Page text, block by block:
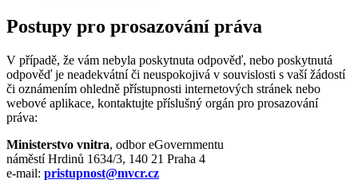
Postupy pro prosazování práva
V případě, že vám nebyla poskytnuta odpověď, nebo poskytnutá
odpověď je neadekvátní či neuspokojivá v souvislosti s vaší žádostí
či oznámením ohledně přístupnosti internetových stránek nebo
webové aplikace, kontaktujte příslušný orgán pro prosazování
práva:
Ministerstvo vnitra, odbor eGovernmentu
náměstí Hrdinů 1634/3, 140 21 Praha 4
e-mail: pristupnost@mvcr.cz